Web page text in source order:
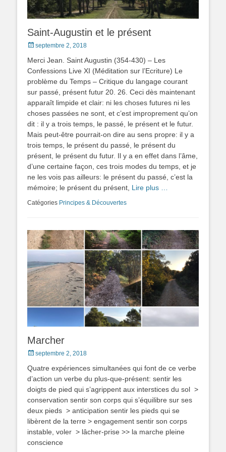
Saint-Augustin et le présent
Posted
septembre 2, 2018
Merci Jean. Saint Augustin (354-430) – Les
Confessions Live XI (Méditation sur l’Ecriture) Le
problème du Temps – Critique du langage courant
sur passé, présent futur 20. 26. Ceci dès maintenant
apparaît limpide et clair: ni les choses futures ni les
choses passées ne sont, et c’est improprement qu’on
dit : il y a trois temps, le passé, le présent et le futur.
Mais peut-être pourrait-on dire au sens propre: il y a
trois temps, le présent du passé, le présent du
présent, le présent du futur. Il y a en effet dans l’âme,
d’une certaine façon, ces trois modes du temps, et je
ne les vois pas ailleurs: le présent du passé, c’est la
mémoire; le présent du présent, Lire plus …
Catégories Principes & Découvertes
Marcher
Posted
septembre 2, 2018
Quatre expériences simultanées qui font de ce verbe
d’action un verbe du plus-que-présent: sentir les
doigts de pied qui s’agrippent aux interstices du sol >
conservation sentir son corps qui s’équilibre sur ses
deux pieds > anticipation sentir les pieds qui se
libèrent de la terre > engagement sentir son corps
instable, voler > lâcher-prise >> la marche pleine
conscience